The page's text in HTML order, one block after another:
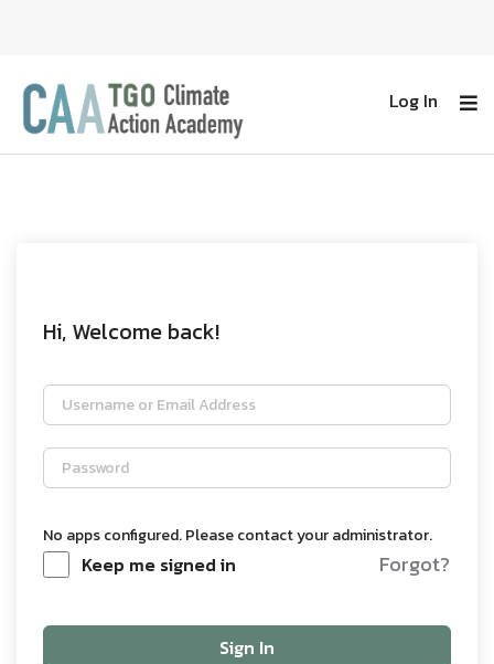
Log In
Hi, Welcome back!
No apps configured. Please contact your administrator.
Keep me signed in Forgot?
Sign In